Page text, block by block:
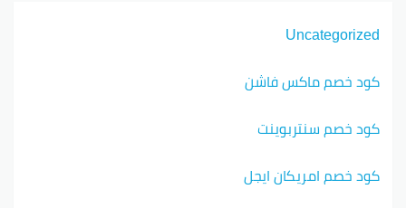
Uncategorized
كود خصم ماكس فاشن
كود خصم سنتربوينت
كود خصم امريكان ايجل